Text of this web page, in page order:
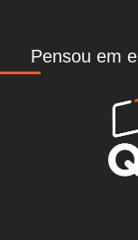
Pensou em